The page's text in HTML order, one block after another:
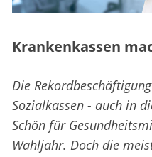
Krankenkassen
Die
Sozialkassen - auch in
Schön für
Wahljahr. Doch die